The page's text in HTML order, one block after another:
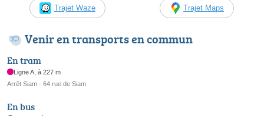
Trajet Waze Trajet Maps
Venir en transports en commun
En tram
Ligne A, à 227 m
Arrêt Siam - 64 rue de Siam
En bus